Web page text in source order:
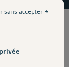
sans accepter →